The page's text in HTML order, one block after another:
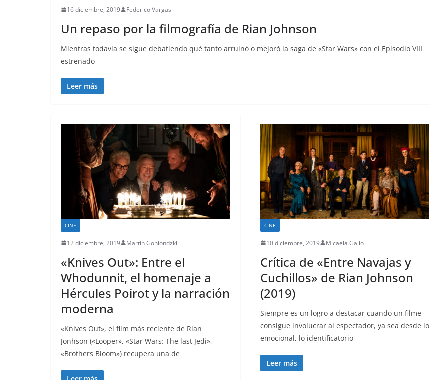
16 diciembre, 2019 Federico Vargas
Un repaso por la filmografía de Rian Johnson
Mientras todavía se sigue debatiendo qué tanto arruinó o mejoró la saga de «Star Wars» con el Episodio VIII
estrenado
Leer más
CINE
12 diciembre, 2019 Martín Goniondzki
«Knives Out»: Entre el
Whodunnit, el homenaje a
Hércules Poirot y la narración
moderna
«Knives Out», el film más reciente de Rian
Jonhson («Looper», «Star Wars: The last Jedi»,
«Brothers Bloom») recupera una de
CINE
10 diciembre, 2019 Micaela Gallo
Crítica de «Entre Navajas y
Cuchillos» de Rian Johnson
(2019)
Siempre es un logro a destacar cuando un filme
consigue involucrar al espectador, ya sea desde lo
emocional, lo identificatorio
Leer más